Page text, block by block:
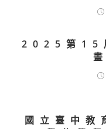
2025第15
國立臺中教